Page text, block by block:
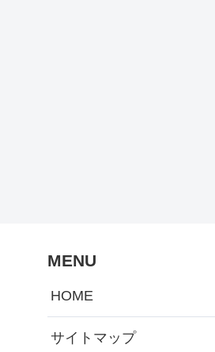
MENU
HOME
サイトマップ